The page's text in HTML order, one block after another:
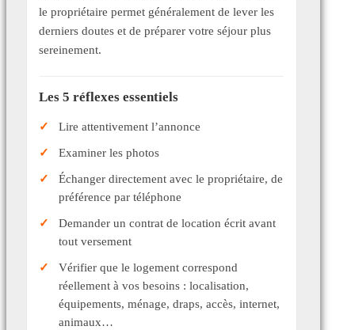
le propriétaire permet généralement de lever les
derniers doutes et de préparer votre séjour plus
sereinement.
Les 5 réflexes essentiels
Lire attentivement l’annonce
Examiner les photos
Échanger directement avec le propriétaire, de
préférence par téléphone
Demander un contrat de location écrit avant
tout versement
Vérifier que le logement correspond
réellement à vos besoins : localisation,
équipements, ménage, draps, accès, internet,
animaux…